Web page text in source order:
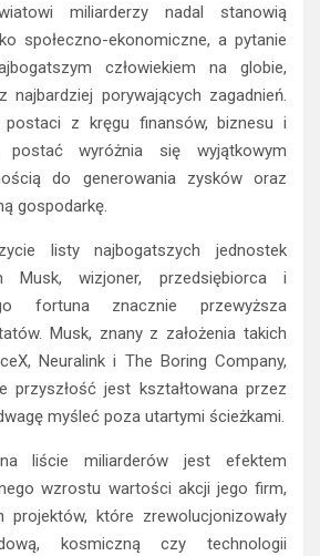
miliarderzy nadal stanowią
społeczno-ekonomiczne, a pytanie
człowiekiem na globie,
najbardziej porywających zagadnień.
postaci z kręgu finansów, biznesu i
postać wyróżnia się wyjątkowym
do generowania zysków oraz
gospodarkę.
listy najbogatszych jednostek
Musk, wizjoner, przedsiębiorca i
fortuna znacznie przewyższa
Musk, znany z założenia takich
Neuralink i The Boring Company,
przyszłość jest kształtowana przez
myśleć poza utartymi ścieżkami.
liście miliarderów jest efektem
wzrostu wartości akcji jego firm,
projektów, które zrewolucjonizowały
kosmiczną czy technologii